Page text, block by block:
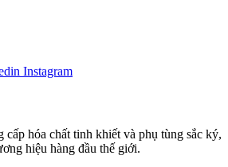
Instagram
cấp hóa chất tinh khiết và phụ tùng sắc ký,
hiệu hàng đầu thế giới.